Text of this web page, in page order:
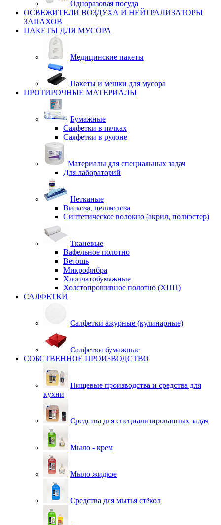
Одноразовая посуда
ОСВЕЖИТЕЛИ ВОЗДУХА И НЕЙТРАЛИЗАТОРЫ
ЗАПАХОВ
ПАКЕТЫ ДЛЯ МУСОРА
Медицинские пакеты
Пакеты и мешки для мусора
ПРОТИРОЧНЫЕ МАТЕРИАЛЫ
Бумажные
Салфетки в пачках
Салфетки в рулоне
Материалы для специальных задач
Для лабораторий
Нетканые
Вискоза, целлюлоза
Синтетическое волокно (акрил, полиэстер)
Тканевые
Вафельное полотно
Ветошь
Микрофибра
Хлопчатобумажные
Холстопрошивное полотно (ХПП)
САЛФЕТКИ
Салфетки ажурные (кулинарные)
Салфетки бумажные
СОБСТВЕННОЕ ПРОИЗВОДСТВО
Пищевые производства и средства для
кухни
Средства для специализированных задач
Мыло - крем
Мыло жидкое
Средства для мытья стёкол